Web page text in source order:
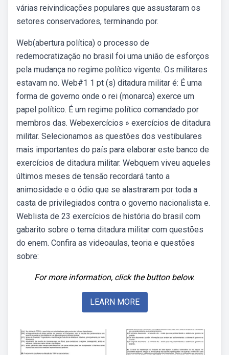
várias reivindicações populares que assustaram os
setores conservadores, terminando por.
Web(abertura política) o processo de
redemocratização no brasil foi uma união de esforços
pela mudança no regime político vigente. Os militares
estavam no. Web#1 1 pt (s) ditadura militar é: É uma
forma de governo onde o rei (monarca) exerce um
papel político. É um regime político comandado por
membros das. Webexercícios » exercícios de ditadura
militar. Selecionamos as questões dos vestibulares
mais importantes do país para elaborar este banco de
exercícios de ditadura militar. Webquem viveu aqueles
últimos meses de tensão recordará tanto a
animosidade e o ódio que se alastraram por toda a
casta de privilegiados contra o governo nacionalista e.
Weblista de 23 exercícios de história do brasil com
gabarito sobre o tema ditadura militar com questões
do enem. Confira as videoaulas, teoria e questões
sobre:
For more information, click the button below.
LEARN MORE